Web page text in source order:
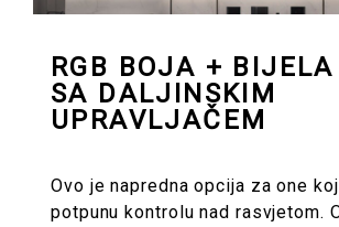
RGB BOJA +
SA DALJINSKIM
UPRAVLJAČEM
Ovo je napredna opcija za one
potpunu kontrolu nad rasvjetom.